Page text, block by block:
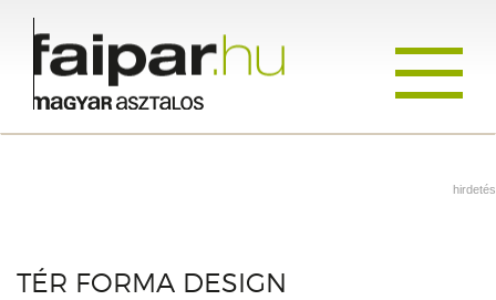
hirdetés
TÉR FORMA DESIGN